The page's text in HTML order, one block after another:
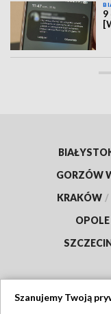
9
GORZÓW
KRAKÓW /
OPOLE
Szanujemy Twoją